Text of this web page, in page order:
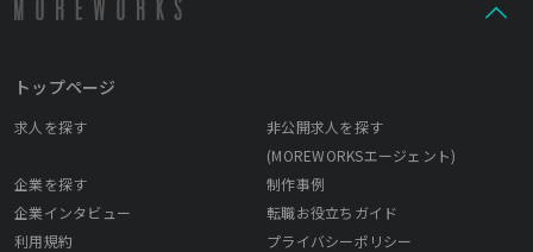
トップページ
求人を探す
非公開求人を探す
(MOREWORKSエージェント)
企業を探す
制作事例
企業インタビュー
転職お役立ちガイド
利用規約
プライバシーポリシー